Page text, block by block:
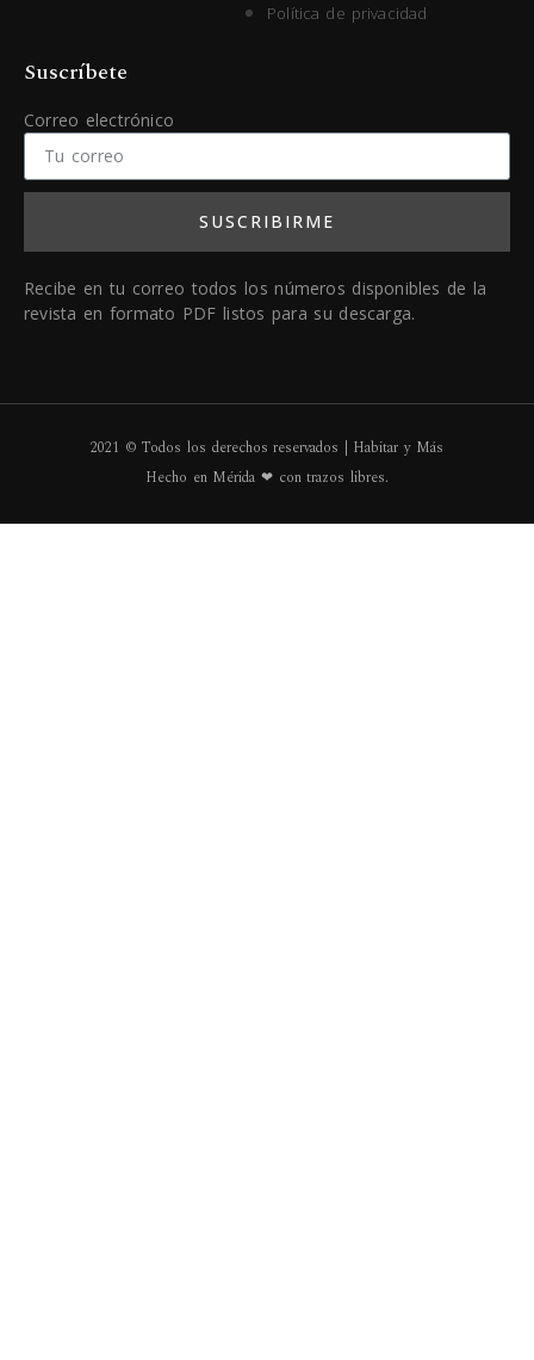
Política de privacidad
Suscríbete
Correo electrónico
SUSCRIBIRME
Recibe en tu correo todos los números disponibles de la
revista en formato PDF listos para su descarga.
2021 © Todos los derechos reservados | Habitar y Más
Hecho en Mérida ❤ con trazos libres.